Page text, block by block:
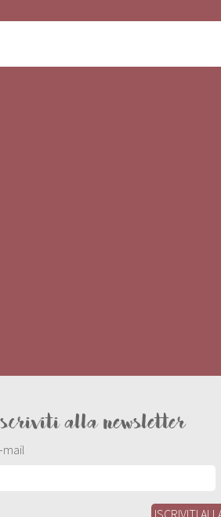
alla newsletter
mail